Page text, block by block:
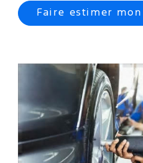
Faire estimer